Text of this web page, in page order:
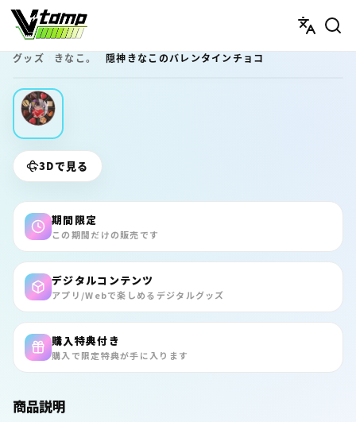
V-tamp（ブイタンプ）
グッズ きなこ。 隠神きなこのバレンタインチョコ
期間限定
3Dで見る
期間限定
この期間だけの販売です
デジタルコンテンツ
アプリ/Webで楽しめるデジタルグッズ
購入特典付き
購入で限定特典が手に入ります
商品説明